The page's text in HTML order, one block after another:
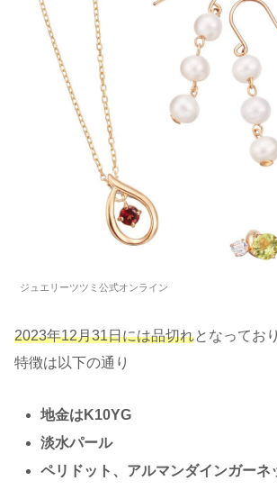
ジュエリーツツミ公式オンライン
2023年12月31日には品切れとなってお
特徴は以下の通り
地金はK10YG
淡水パール
ペリドット、アルマンダインガーネ